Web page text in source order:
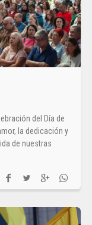
del Día de
la dedicación y
de nuestras